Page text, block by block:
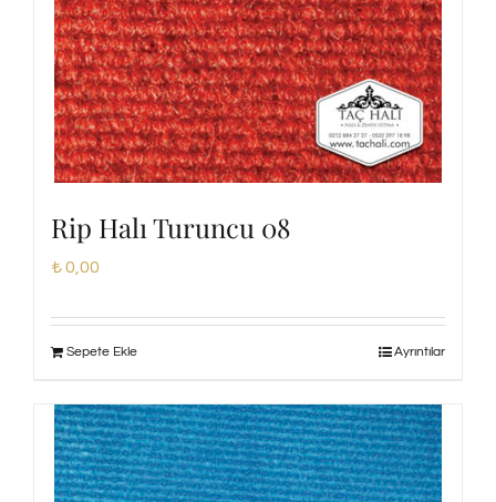
Rip Halı Turuncu 08
₺0,00
Sepete Ekle Ayrıntılar